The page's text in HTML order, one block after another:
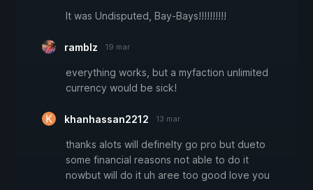
It was Undisputed, Bay-Bays!!!!!!!!!!
ramblz 19 mar
everything works, but a myfaction unlimited
currency would be sick!
khanhassan2212 13 mar
thanks alots will definelty go pro but dueto
some financial reasons not able to do it
nowbut will do it uh aree too good love you